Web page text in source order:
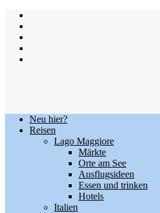
Skip
content
Neu hier?
Reisen
Lago Maggiore
Märkte
Orte am See
Ausflugsideen
Essen und trinken
Hotels
Italien